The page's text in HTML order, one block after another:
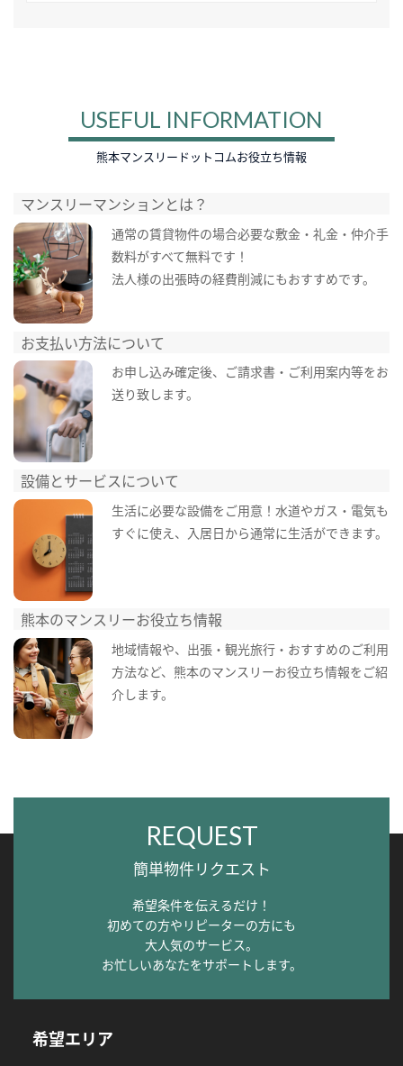
USEFUL INFORMATION
熊本マンスリードットコムお役立ち情報
マンスリーマンションとは？
通常の賃貸物件の場合必要な敷金・礼金・仲介手
数料がすべて無料です！
法人様の出張時の経費削減にもおすすめです。
お支払い方法について
お申し込み確定後、ご請求書・ご利用案内等をお
送り致します。
設備とサービスについて
生活に必要な設備をご用意！水道やガス・電気も
すぐに使え、入居日から通常に生活ができます。
熊本のマンスリーお役立ち情報
地域情報や、出張・観光旅行・おすすめのご利用
方法など、熊本のマンスリーお役立ち情報をご紹
介します。
REQUEST
簡単物件リクエスト
希望条件を伝えるだけ！
初めての方やリピーターの方にも
大人気のサービス。
お忙しいあなたをサポートします。
希望エリア